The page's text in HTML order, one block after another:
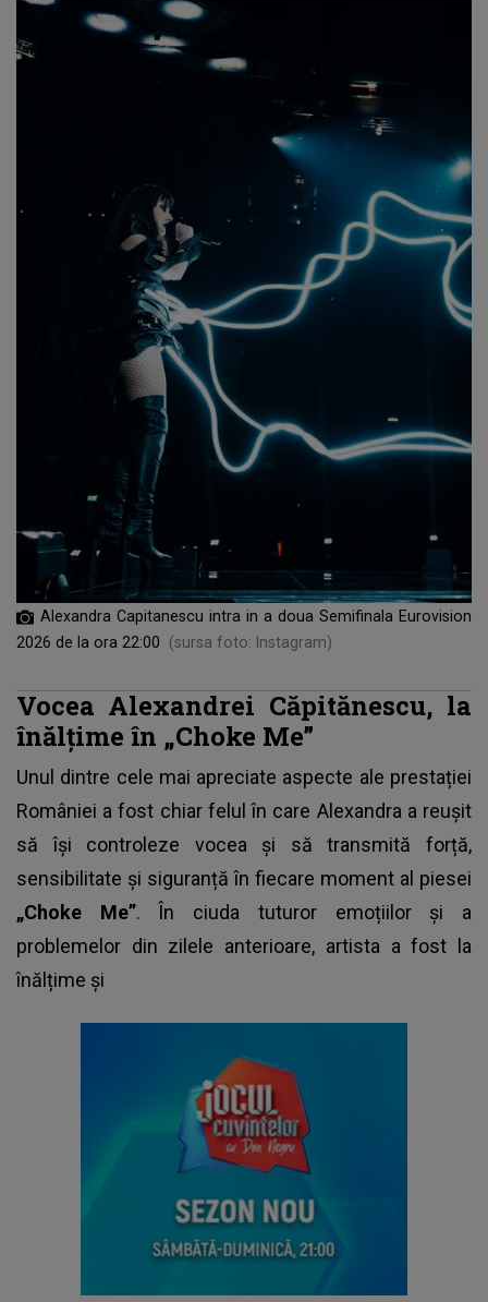
Alexandra Capitanescu intra in a doua Semifinala Eurovision
2026 de la ora 22:00
(sursa foto: Instagram)
Vocea Alexandrei Căpitănescu, la
înălțime în „Choke Me”
Unul dintre cele mai apreciate aspecte ale prestației
României a fost chiar felul în care Alexandra a reușit
să își controleze vocea și să transmită forță,
sensibilitate și siguranță în fiecare moment al piesei
„Choke Me”. În ciuda tuturor emoțiilor și a
problemelor din zilele anterioare, artista a fost la
înălțime și